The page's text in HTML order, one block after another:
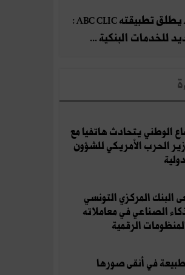
بنك ABC يطلق تطبيقته ABC CLIC :
للخدمات البنكية ...
الوطني يتحادث هاتفيا مع
الحرب الأمريكي للشؤون
البنك المركزي التونسي
الصناعي في معاملاته
الرقمية
في أنقى صورها